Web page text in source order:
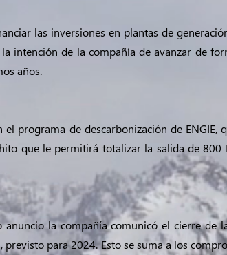
las inversiones en plantas de
intención de la compañía de avanzar de
años.
programa de descarbonización de ENGIE,
que le permitirá totalizar la salida de 800
anuncio la compañía comunicó el cierre de
para 2024. Esto se suma a los